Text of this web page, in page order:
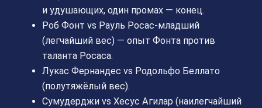
и удушающих, один промах — конец.
Роб Фонт vs Рауль Росас-младший
(легчайший вес) — опыт Фонта против
таланта Росаса.
Лукас Фернандес vs Родольфо Беллато
(полутяжёлый вес).
Сумудерджи vs Хесус Агилар (наилегчайший